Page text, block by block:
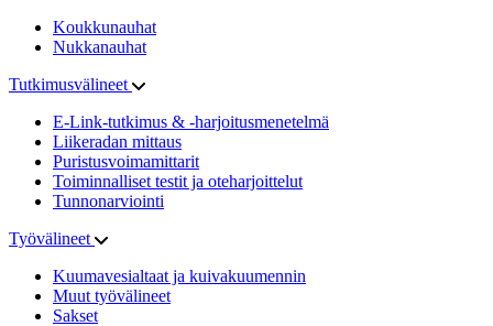
Koukkunauhat
Nukkanauhat
Tutkimusvälineet
E-Link-tutkimus & -harjoitusmenetelmä
Liikeradan mittaus
Puristusvoimamittarit
Toiminnalliset testit ja oteharjoittelut
Tunnonarviointi
Työvälineet
Kuumavesialtaat ja kuivakuumennin
Muut työvälineet
Sakset